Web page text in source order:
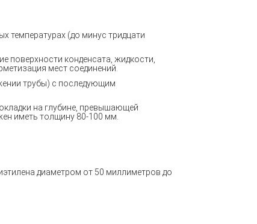
температурах (до минус тридцати
поверхности конденсата, жидкости,
мест соединений.
трубы) с последующим
на глубине, превышающей
иметь толщину 80-100 мм.
диаметром от 50 миллиметров до